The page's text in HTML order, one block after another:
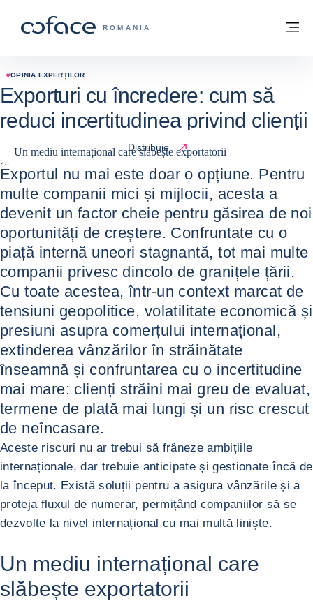
COFACE FOR TRADE - WEBSITE GRUP
ROMANIA
Înapoi la pagina de start
#OPINIA EXPERȚILOR
Exporturi cu încredere: cum să
reduci incertitudinea privind clienții
internaționali
23 / 04 / 2026
Un mediu internațional care slăbește exportatorii
Distribuie
Exportul nu mai este doar o opțiune. Pentru
multe companii mici și mijlocii, acesta a
devenit un factor cheie pentru găsirea de noi
oportunități de creștere. Confruntate cu o
piață internă uneori stagnantă, tot mai multe
companii privesc dincolo de granițele țării.
Cu toate acestea, într-un context marcat de
tensiuni geopolitice, volatilitate economică și
presiuni asupra comerțului internațional,
extinderea vânzărilor în străinătate
înseamnă și confruntarea cu o incertitudine
mai mare: clienți străini mai greu de evaluat,
termene de plată mai lungi și un risc crescut
de neîncasare.
Aceste riscuri nu ar trebui să frâneze ambițiile
internaționale, dar trebuie anticipate și gestionate încă de
la început. Există soluții pentru a asigura vânzările și a
proteja fluxul de numerar, permițând companiilor să se
dezvolte la nivel internațional cu mai multă liniște.
Un mediu internațional care
slăbește exportatorii